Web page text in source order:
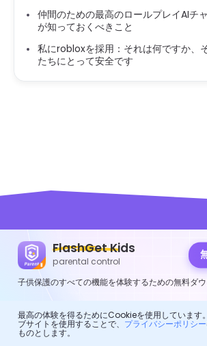
仲間のための最高のロールプレイAIチ
が知っておくべきこと
私にrobloxを採用：それは何ですか、
たちにとって安全です
FlashGet Kids
parental control
子供保護のすべての機能を体験するための無料ダウ
FlashGet Kids
すべての人のための思いやりのある親の管
それは、親が子供を守るためのオンラインア
子供の健康的な生活のためのデジタルボディ
最高の体験を得るためにCookieを使用しています
ブサイトを使用することで、 プライバシーポリシー
ものとします。